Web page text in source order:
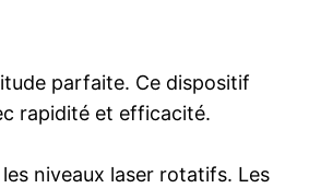
parfaite. Ce dispositif
rapidité et efficacité.
niveaux laser rotatifs. Les